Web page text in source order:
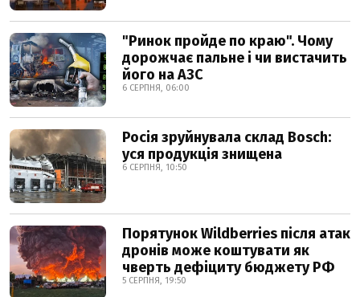
"Ринок пройде по краю". Чому
дорожчає пальне і чи вистачить
його на АЗС
6 СЕРПНЯ, 06:00
Росія зруйнувала склад Bosch:
уся продукція знищена
6 СЕРПНЯ, 10:50
Порятунок Wildberries після атак
дронів може коштувати як
чверть дефіциту бюджету РФ
5 СЕРПНЯ, 19:50